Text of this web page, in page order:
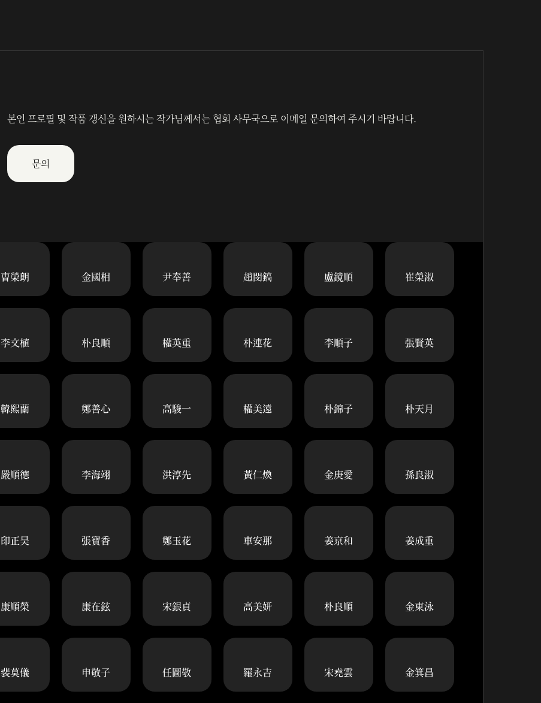
본인 프로필 및 작품 갱신을 원하시는 작가님께서는 협회 사무국으로 이메일 문의하여 주시기 바랍니다.
문의
曺榮朗 金國相 尹奉善 趙閔鎬 盧鏡順 崔榮淑
李文植 朴良順 權英重 朴連花 李順子 張賢英
韓熙蘭 鄭善心 高駿一 權美遠 朴錦子 朴天月
嚴順德 李海翊 洪淳先 黃仁煥 金庚愛 孫良淑
印正昊 張寶香 鄭玉花 車安那 姜京和 姜成重
康順榮 康在鉉 宋銀貞 高美妍 朴良順 金東泳
裴莫儀 申敬子 任圖敬 羅永吉 宋堯雲 金箕昌